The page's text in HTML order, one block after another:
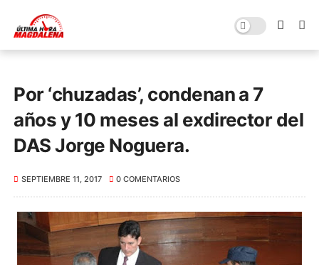
Por ‘chuzadas’, condenan a 7
años y 10 meses al exdirector del
DAS Jorge Noguera.
SEPTIEMBRE 11, 2017 0 COMENTARIOS